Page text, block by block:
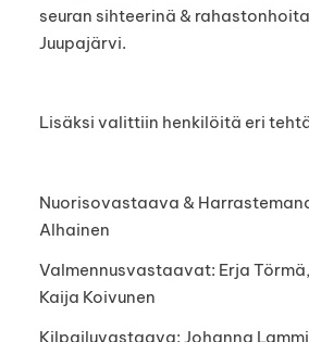
seuran sihteerinä &
Juupajärvi.
Lisäksi valittiin henkilöitä eri
Nuorisovastaava &
Alhainen
Valmennusvastaavat: Erja
Kaija Koivunen
Kilpailuvastaava: Johanna